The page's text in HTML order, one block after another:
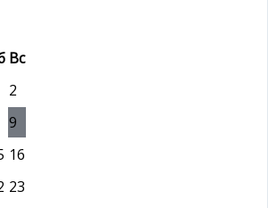
Вс
2
9
16
23